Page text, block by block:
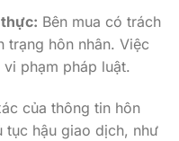
Bên mua có trách
trạng hôn nhân. Việc
phạm pháp luật.
của thông tin hôn
tục hậu giao dịch, như